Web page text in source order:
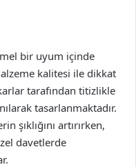
bir uyum içinde
kalitesi ile dikkat
tarafından titizlikle
tasarlanmaktadır.
şıklığını artırırken,
davetlerde